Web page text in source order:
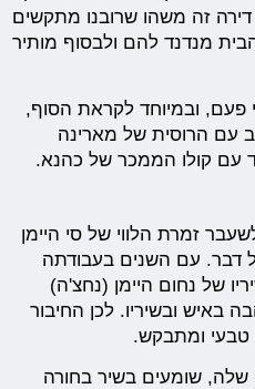
דירה זה משהו שרובנו מתקשים
מנדנד להם ולבסוף מותיר
ובמיוחד לקראת הסוף,
עם הרוסית של מארינה
עם קולו הממכר של כהנא.
לשעבר זמרת הלווי של סי היימן
דבר. עם השנים בעבודתה
של נחום היימן (נחצ'ה)
באיש ובשיריו. לכן החיבור
טבעי ומתבקש.
שלה, שומעים בשיר בחורה